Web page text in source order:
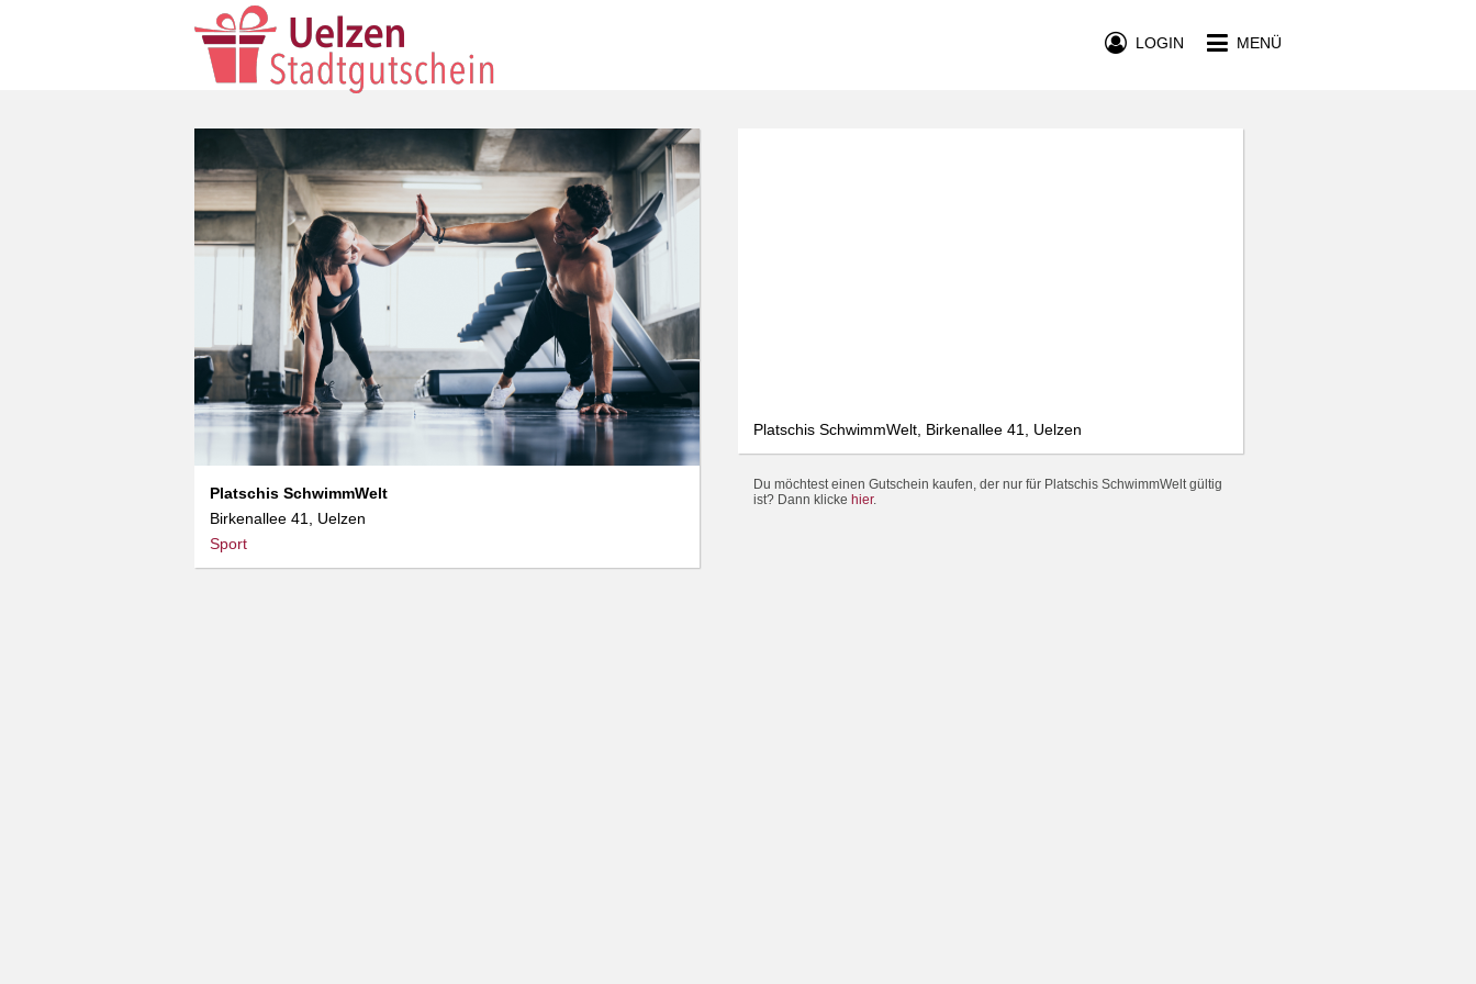
MENÜ
LOGIN
Platschis SchwimmWelt
Birkenallee 41, Uelzen
Sport
Platschis SchwimmWelt, Birkenallee 41, Uelzen
Du möchtest einen Gutschein kaufen, der nur für Platschis SchwimmWelt gültig
ist? Dann klicke hier.